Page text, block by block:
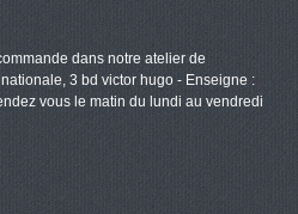
dans notre atelier de
3 bd victor hugo - Enseigne :
vous le matin du lundi au vendredi